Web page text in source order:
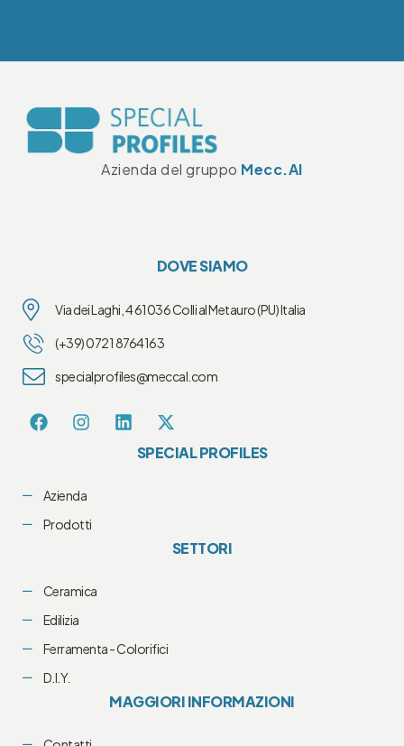
Azienda del gruppo Mecc.Al
DOVE SIAMO
Via dei Laghi, 4 61036 Colli al Metauro (PU) Italia
(+39) 0721 8764163
specialprofiles@meccal.com
SPECIAL PROFILES
Azienda
Prodotti
SETTORI
Ceramica
Edilizia
Ferramenta - Colorifici
D.I.Y.
MAGGIORI INFORMAZIONI